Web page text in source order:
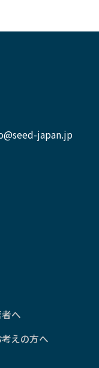
japan.jp
へ
えの方へ